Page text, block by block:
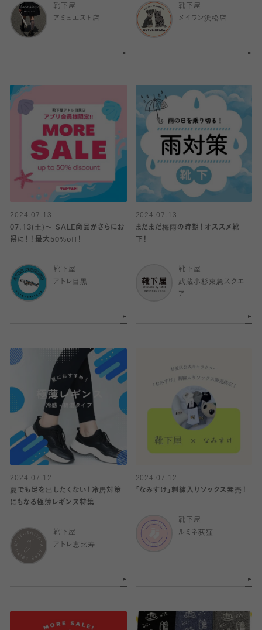
靴下屋
アミュエスト店
靴下屋
メイワン浜松店
2024.07.13
07.13(土)〜 SALE商品がさらにお
得に！！最大50%off！
靴下屋
アトレ目黒
2024.07.13
まだまだ梅雨の時期！オススメ靴
下！
靴下屋
武蔵小杉東急スクエ
ア
2024.07.12
夏でも足を出したくない！冷房対策
にもなる極薄レギンス特集
靴下屋
アトレ恵比寿
2024.07.12
「なみすけ」刺繍入りソックス発売！
靴下屋
ルミネ荻窪